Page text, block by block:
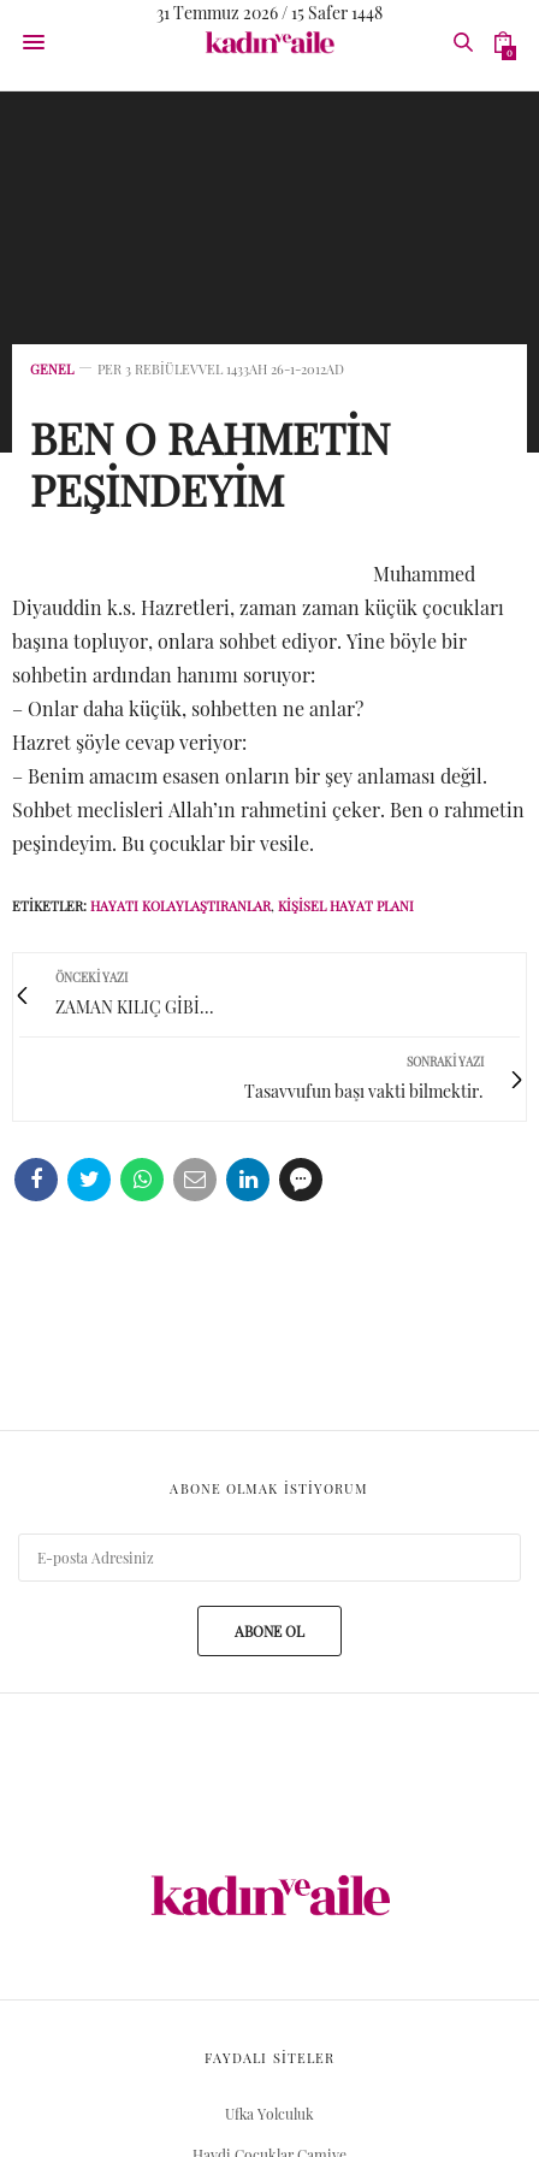
31 Temmuz 2026 / 15 Safer 1448
0
GENEL PER 3 REBIÜLEVVEL 1433AH 26-1-2012AD
BEN O RAHMETİN
PEŞİNDEYİM
Muhammed
Diyauddin k.s. Hazretleri, zaman zaman küçük çocukları
başına topluyor, onlara sohbet ediyor. Yine böyle bir
sohbetin ardından hanımı soruyor:
– Onlar daha küçük, sohbetten ne anlar?
Hazret şöyle cevap veriyor:
– Benim amacım esasen onların bir şey anlaması değil.
Sohbet meclisleri Allah’ın rahmetini çeker. Ben o rahmetin
peşindeyim. Bu çocuklar bir vesile.
ETIKETLER: HAYATI KOLAYLAŞTIRANLAR, KIŞISEL HAYAT PLANI
ÖNCEKI YAZI
ZAMAN KILIÇ GİBİ...
SONRAKI YAZI
Tasavvufun başı vakti bilmektir.
ABONE OLMAK ISTIYORUM
ABONE OL
FAYDALI SİTELER
Ufka Yolculuk